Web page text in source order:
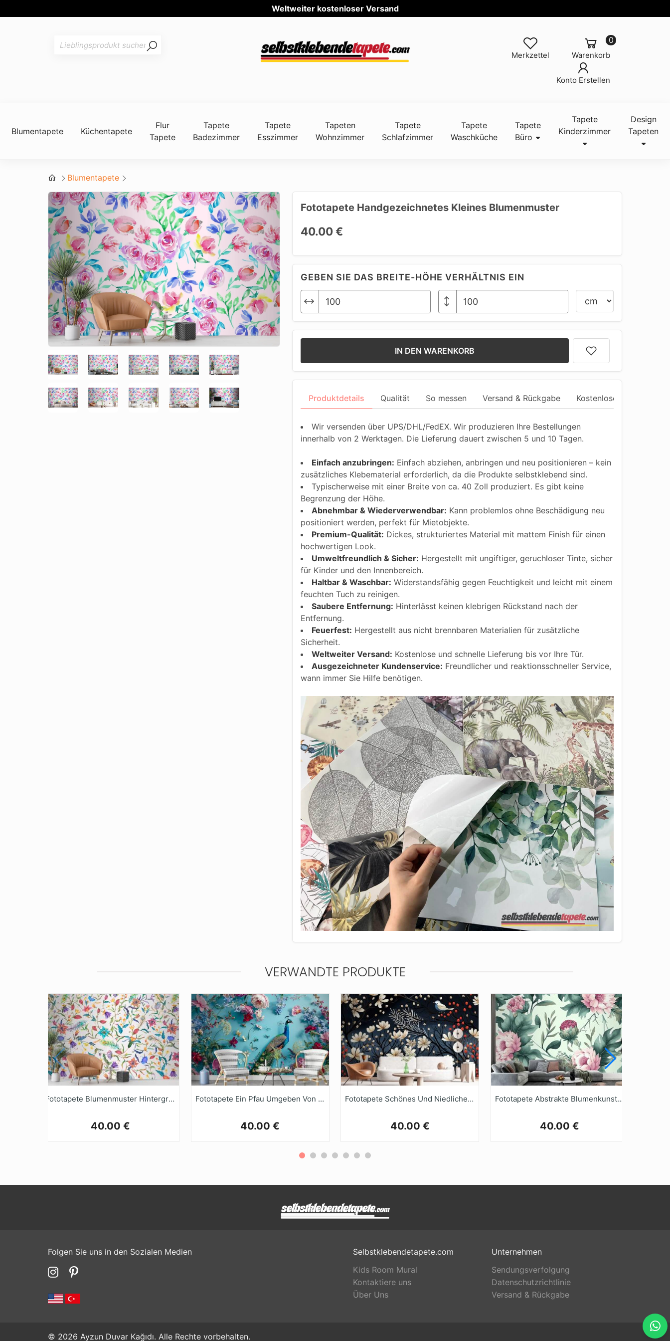
Weltwe
Warenkorb
0
Merkzettel
Konto Erstellen
Blumentapete Küchentapete
Flur
Tapete
Tapete
Badezimmer
Tapete
Esszimmer
Tapeten
Wohnzimmer
Tapete
Schlafzimmer
Tapete
Waschküche
Tapete
Büro
Tapete
Kinderzimmer
Design
Tapeten
Blumentapete
Fototapete Handgezeichnetes Kleines Blumenmuster
40.00 €
GEBEN SIE DAS BREITE-HÖHE VERHÄLTNIS EIN
IN DEN WARENKORB
Produktdetails Qualität So messen Versand & Rückgabe Kostenlose Anpassung
Wir versenden über UPS/DHL/FedEX. Wir produzieren Ihre Bestellungen
innerhalb von 2 Werktagen. Die Lieferung dauert zwischen 5 und 10 Tagen.
Einfach anzubringen: Einfach abziehen, anbringen und neu positionieren – kein
zusätzliches Klebematerial erforderlich, da die Produkte selbstklebend sind.
Typischerweise mit einer Breite von ca. 40 Zoll produziert. Es gibt keine
Begrenzung der Höhe.
Abnehmbar & Wiederverwendbar: Kann problemlos ohne Beschädigung neu
positioniert werden, perfekt für Mietobjekte.
Premium-Qualität: Dickes, strukturiertes Material mit mattem Finish für einen
hochwertigen Look.
Umweltfreundlich & Sicher: Hergestellt mit ungiftiger, geruchloser Tinte, sicher
für Kinder und den Innenbereich.
Haltbar & Waschbar: Widerstandsfähig gegen Feuchtigkeit und leicht mit einem
feuchten Tuch zu reinigen.
Saubere Entfernung: Hinterlässt keinen klebrigen Rückstand nach der
Entfernung.
Feuerfest: Hergestellt aus nicht brennbaren Materialien für zusätzliche
Sicherheit.
Weltweiter Versand: Kostenlose und schnelle Lieferung bis vor Ihre Tür.
Ausgezeichneter Kundenservice: Freundlicher und reaktionsschneller Service,
wann immer Sie Hilfe benötigen.
VERWANDTE PRODUKTE
Fototapete Blumenmuster Hintergrund
40.00 €
Fototapete Ein Pfau Umgeben Von Blumen Und Schmetterlingen
40.00 €
Fototapete Schönes Und Niedliches Nahtloses Weihnachtsmuster
40.00 €
Fototapete Abstrakte Blumenkunst Botanische Aquarellblumen Handgezeichnet
40.00 €
Folgen Sie uns in den Sozialen Medien
Selbstklebendetapete.com
Kids Room Mural
Kontaktiere uns
Über Uns
Unternehmen
Sendungsverfolgung
Datenschutzrichtlinie
Versand & Rückgabe
© 2026 Ayzun Duvar Kağıdı. Alle Rechte vorbehalten.